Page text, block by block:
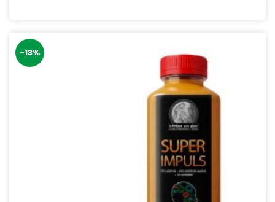
-13%